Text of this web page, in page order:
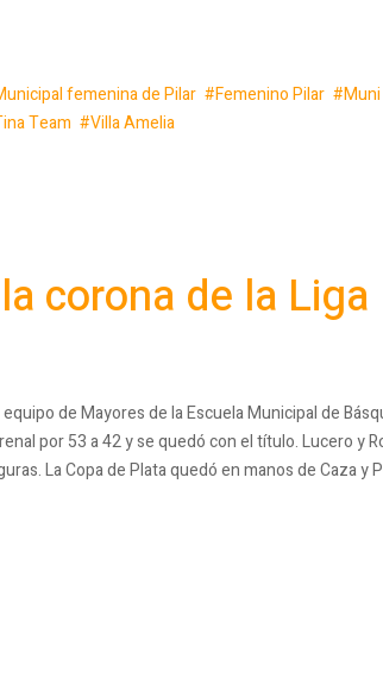
femenina de Pilar Femenino Pilar
Team
Villa Amelia
corona de la Liga
equipo de Mayores de la Escuela Municipal de
por 53 a 42 y se quedó con el título. Lucero y
La Copa de Plata quedó en manos de Caza y